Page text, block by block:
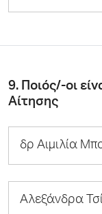
9. Ποιός/-οι
Αίτησης
δρ Αιμιλία
Αλεξάνδρα